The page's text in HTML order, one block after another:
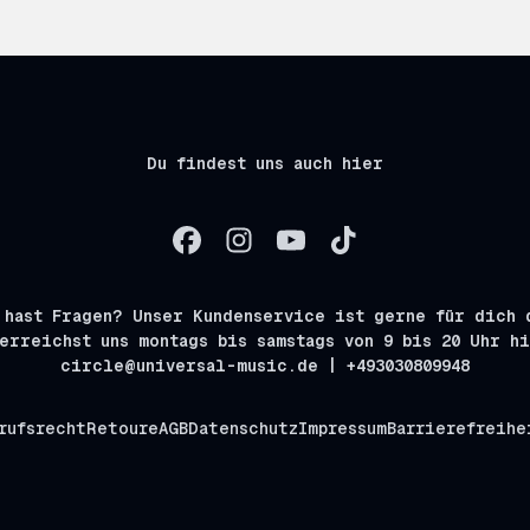
Du findest uns auch hier
hast Fragen? Unser Kundenservice ist gerne für dich
erreichst uns montags bis samstags von 9 bis 20 Uhr
circle@universal-music.de | +493030809948
RetoureAGBDatenschutzImpressum